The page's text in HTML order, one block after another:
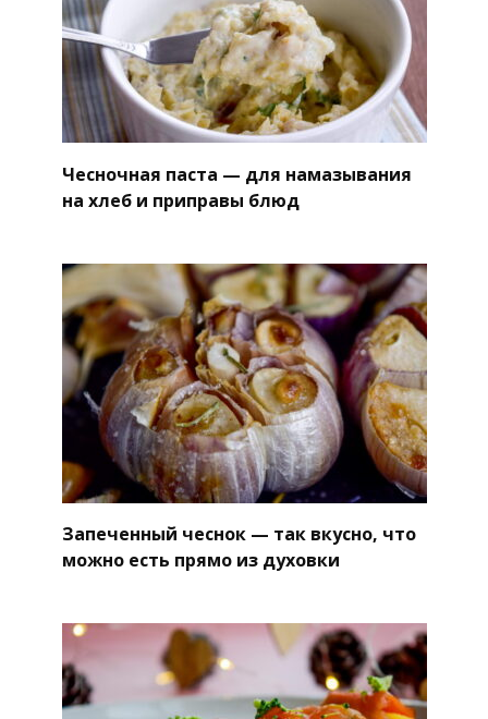
Чесночная паста — для намазывания
на хлеб и приправы блюд
Запеченный чеснок — так вкусно, что
можно есть прямо из духовки